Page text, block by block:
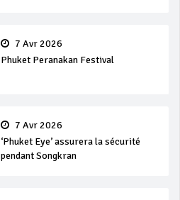
7 Avr 2026
Phuket Peranakan Festival
7 Avr 2026
‘Phuket Eye’ assurera la sécurité
pendant Songkran